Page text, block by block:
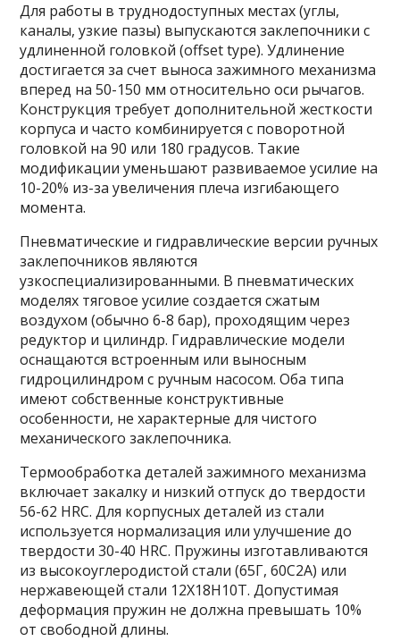
Для работы в труднодоступных местах (углы,
каналы, узкие пазы) выпускаются заклепочники с
удлиненной головкой (offset type). Удлинение
достигается за счет выноса зажимного механизма
вперед на 50-150 мм относительно оси рычагов.
Конструкция требует дополнительной жесткости
корпуса и часто комбинируется с поворотной
головкой на 90 или 180 градусов. Такие
модификации уменьшают развиваемое усилие на
10-20% из-за увеличения плеча изгибающего
момента.
Пневматические и гидравлические версии ручных
заклепочников являются
узкоспециализированными. В пневматических
моделях тяговое усилие создается сжатым
воздухом (обычно 6-8 бар), проходящим через
редуктор и цилиндр. Гидравлические модели
оснащаются встроенным или выносным
гидроцилиндром с ручным насосом. Оба типа
имеют собственные конструктивные
особенности, не характерные для чистого
механического заклепочника.
Термообработка деталей зажимного механизма
включает закалку и низкий отпуск до твердости
56-62 HRC. Для корпусных деталей из стали
используется нормализация или улучшение до
твердости 30-40 HRC. Пружины изготавливаются
из высокоуглеродистой стали (65Г, 60С2А) или
нержавеющей стали 12Х18Н10Т. Допустимая
деформация пружин не должна превышать 10%
от свободной длины.